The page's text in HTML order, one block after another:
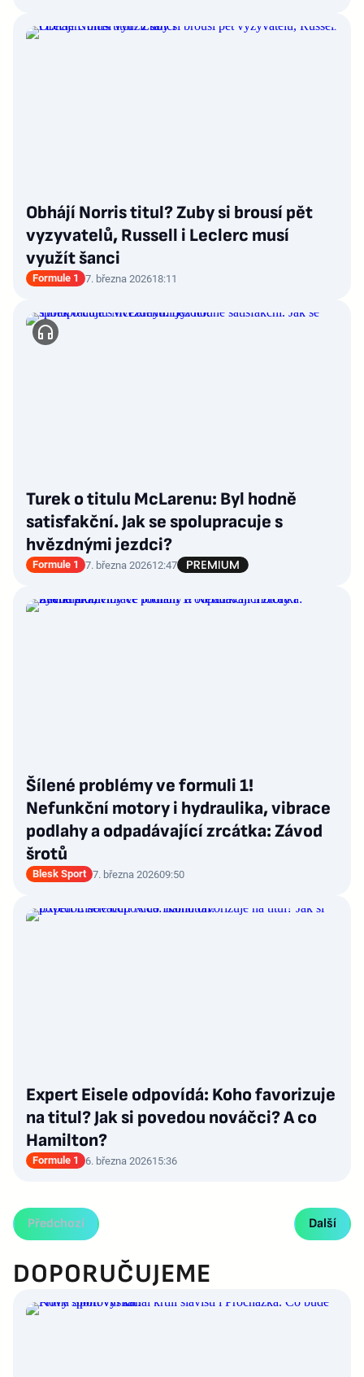
Obhájí Norris titul? Zuby si brousí pět
vyzyvatelů, Russell i Leclerc musí
využít šanci
Formule 1 7. března 202618:11
Turek o titulu McLarenu: Byl hodně
satisfakční. Jak se spolupracuje s
hvězdnými jezdci?
Formule 1 7. března 202612:47
Šílené problémy ve formuli 1!
Nefunkční motory i hydraulika, vibrace
podlahy a odpadávající zrcátka: Závod
šrotů
Blesk Sport 7. března 202609:50
Expert Eisele odpovídá: Koho favorizuje
na titul? Jak si povedou nováčci? A co
Hamilton?
Formule 1 6. března 202615:36
Předchozí Další
DOPORUČUJEME